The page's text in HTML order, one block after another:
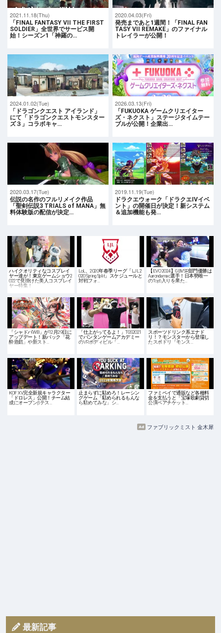
2021.11.18(Thu)
「FINAL FANTASY VII THE FIRST
SOLDIER」全世界でサービス開
始！シーズン1「神羅の…
2020.04.03(Fri)
発売まであと1週間！「FINAL FAN
TASY VII REMAKE」のファイナル
トレイラーが公開！
2024.01.02(Tue)
「ドラゴンクエスト アイランド」
にて「ドラゴンクエストモンスター
ズ３」コラボキャ…
2026.03.13(Fri)
「FUKUOKA ゲームクリエイター
ズ・ネクスト」ステージタイムテー
ブルが公開！企業出…
2020.03.17(Tue)
伝説の名作のフルリメイク作品
「聖剣伝説3 TRIALS of MANA」無
料体験版の配信が決定…
2019.11.19(Tue)
ドラクエウォーク「ドラクエIVイベ
ント」の開催日が決定！新システム
＆追加機能も発…
ハイクオリティなコスプレイ
ヤー達が！東京ゲームショウ2
022で見掛けた美人コスプレイ
ヤー特集！
LoL、2020年春季リーグ「LJL 2
020 Spring Split」スケジュールと
対戦フォ…
【EVO 2024】GBVSR部門優勝は
Aarondamac選手！日本勢唯一
のTop6入りを果た…
「シャドバWB」が12月29日に
アップデート！新パック「花
酔遊戯」や新スト…
「仕上がってるよ！」TGS2021
でバンタンゲームアカデミー
のVRボディビル「…
スポーツドリンク系エナド
リ！？モンスターから登場し
たスポドリ「モンス…
KOF XV完全新規キャラクター
「ドロレス」公開！チーム結
成にオープンβテス…
止まらずに駐めろ！レーシン
グゲーム「駐められるもんな
ら駐めてみな」シ…
ファミペイで通販など各種料
金を支払うと「宝塚歌劇貸切
公演ペアチケット…
ファブリックミスト 金木犀
最新記事